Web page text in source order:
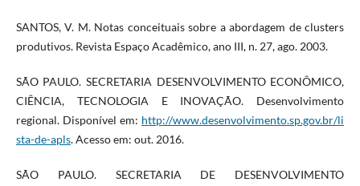
SANTOS, V. M. Notas conceituais sobre a abordagem de clusters
produtivos. Revista Espaço Acadêmico, ano III, n. 27, ago. 2003.
SÃO PAULO. SECRETARIA DESENVOLVIMENTO ECONÔMICO,
CIÊNCIA, TECNOLOGIA E INOVAÇÃO. Desenvolvimento
regional. Disponível em: http://www.desenvolvimento.sp.gov.br/li
sta-de-apls. Acesso em: out. 2016.
SÃO PAULO. SECRETARIA DE DESENVOLVIMENTO